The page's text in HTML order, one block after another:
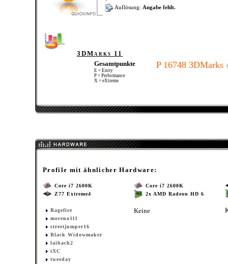
Auflösung: Angabe fehlt.
3DMarks 11
Gesamtpunkte
E = Entry
P = Performance
X = eXtreme
P 16748 3DMarks
Profile mit ähnlicher Hardware:
Core i7 2600K
Z77 Extreme4
Ragefire
moreno111
streetjumper16
Black Widowmaker
laibach2
tXC
tweeday
Core i7 2600K
2x AMD Radeon HD 6
Keine